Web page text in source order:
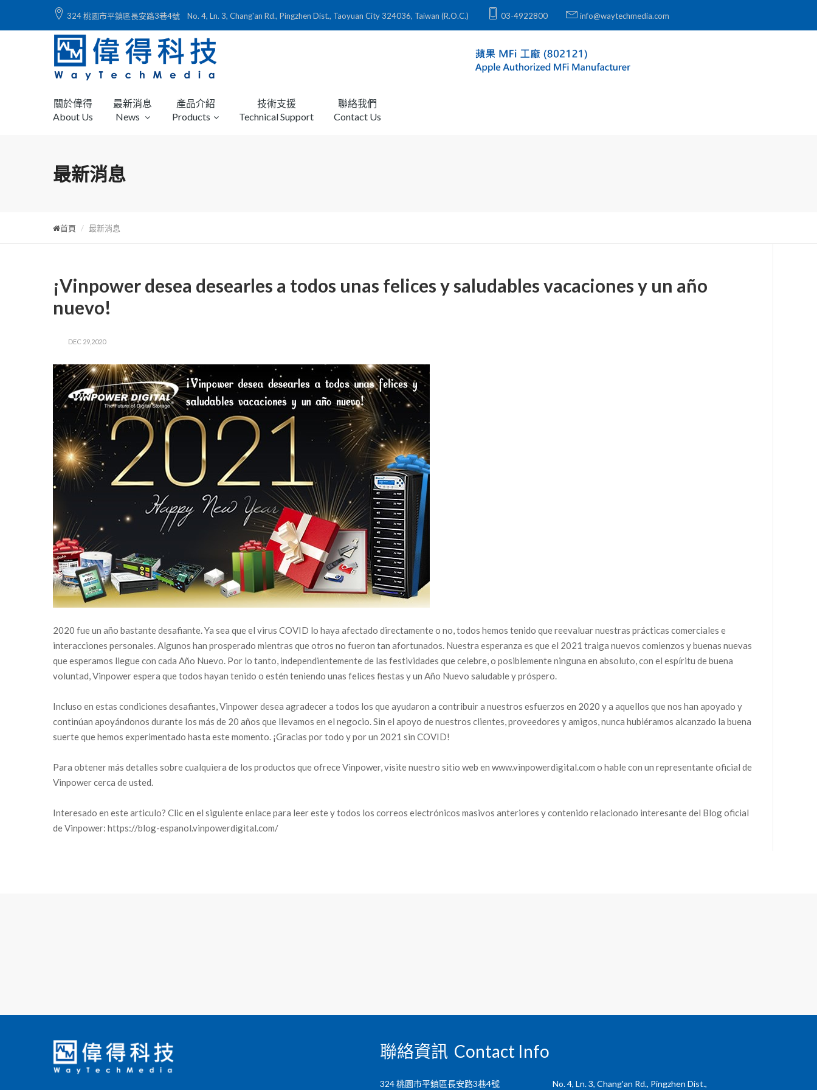
324 桃園市平鎮區長安路3巷4號 No. 4, Ln. 3, Chang'an Rd., Pingzhen Dist., Taoyuan City 324036, Taiwan (R.O.C.) 03-4922800 info@waytechmedia.com
關於偉得
About Us
最新消息
News
產品介紹
Products
技術支援
Technical Support
聯絡我們
Contact Us
最新消息
首頁 最新消息
¡Vinpower desea desearles a todos unas felices y saludables vacaciones y un año
nuevo!
DEC 29,2020
2020 fue un año bastante desafiante. Ya sea que el virus COVID lo haya afectado directamente o no, todos hemos tenido que reevaluar nuestras prácticas comerciales e
interacciones personales. Algunos han prosperado mientras que otros no fueron tan afortunados. Nuestra esperanza es que el 2021 traiga nuevos comienzos y buenas nuevas
que esperamos llegue con cada Año Nuevo. Por lo tanto, independientemente de las festividades que celebre, o posiblemente ninguna en absoluto, con el espíritu de buena
voluntad, Vinpower espera que todos hayan tenido o estén teniendo unas felices fiestas y un Año Nuevo saludable y próspero.
Incluso en estas condiciones desafiantes, Vinpower desea agradecer a todos los que ayudaron a contribuir a nuestros esfuerzos en 2020 y a aquellos que nos han apoyado y
continúan apoyándonos durante los más de 20 años que llevamos en el negocio. Sin el apoyo de nuestros clientes, proveedores y amigos, nunca hubiéramos alcanzado la buena
suerte que hemos experimentado hasta este momento. ¡Gracias por todo y por un 2021 sin COVID!
Para obtener más detalles sobre cualquiera de los productos que ofrece Vinpower, visite nuestro sitio web en www.vinpowerdigital.com o hable con un representante oficial de
Vinpower cerca de usted.
Interesado en este articulo? Clic en el siguiente enlace para leer este y todos los correos electrónicos masivos anteriores y contenido relacionado interesante del Blog oficial
de Vinpower: https://blog-espanol.vinpowerdigital.com/
聯絡資訊 Contact Info
324 桃園市平鎮區長安路3巷4號 No. 4, Ln. 3, Chang'an Rd., Pingzhen Dist.,